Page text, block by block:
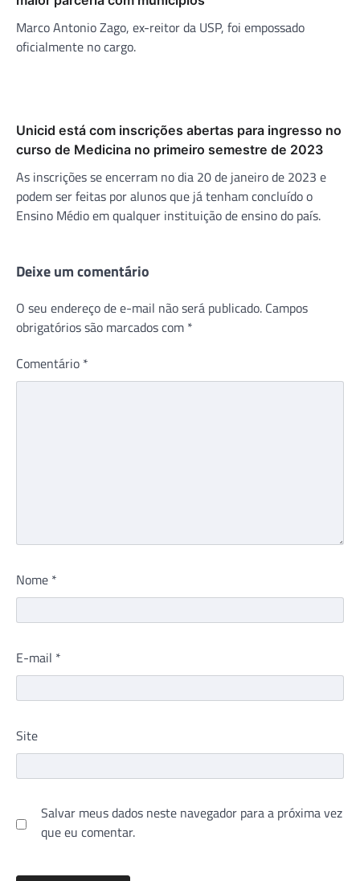
Marco Antonio Zago, ex-reitor da USP, foi empossado
oficialmente no cargo.
Unicid está com inscrições abertas para ingresso no
curso de Medicina no primeiro semestre de 2023
As inscrições se encerram no dia 20 de janeiro de 2023 e
podem ser feitas por alunos que já tenham concluído o
Ensino Médio em qualquer instituição de ensino do país.
Deixe um comentário
O seu endereço de e-mail não será publicado. Campos
obrigatórios são marcados com *
Comentário *
Nome *
E-mail *
Site
Salvar meus dados neste navegador para a próxima vez
que eu comentar.